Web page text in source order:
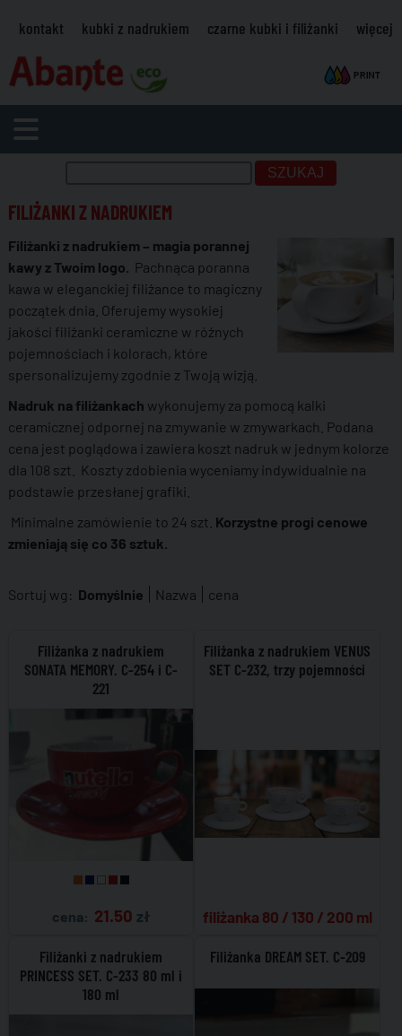
kontakt kubki z nadrukiem czarne kubki i filiżanki więcej
FILIŻANKI Z NADRUKIEM
Filiżanki z nadrukiem – magia porannej
kawy z Twoim logo.
Pachnąca poranna
kawa w eleganckiej filiżance to magiczny
początek dnia. Oferujemy wysokiej
jakości filiżanki ceramiczne w różnych
pojemnościach i kolorach, które
spersonalizujemy zgodnie z Twoją wizją.
Nadruk na filiżankach wykonujemy za pomocą kalki
ceramicznej odpornej na zmywanie w zmywarkach. Podana
cena jest poglądowa i zawiera koszt nadruk w jednym kolorze
dla 108 szt. Koszty zdobienia wyceniamy indywidualnie na
podstawie przesłanej grafiki.
Minimalne zamówienie to 24 szt. Korzystne progi cenowe
zmieniają się co 36 sztuk.
Sortuj wg: Domyślnie Nazwa cena
Filiżanka z nadrukiem
SONATA MEMORY. C-254 i C-
221
cena: 21.50 zł
Filiżanka z nadrukiem VENUS
SET C-232, trzy pojemności
filiżanka 80 / 130 / 200 ml
Filiżanki z nadrukiem
PRINCESS SET. C-233 80 ml i
180 ml
Filiżanka DREAM SET. C-209